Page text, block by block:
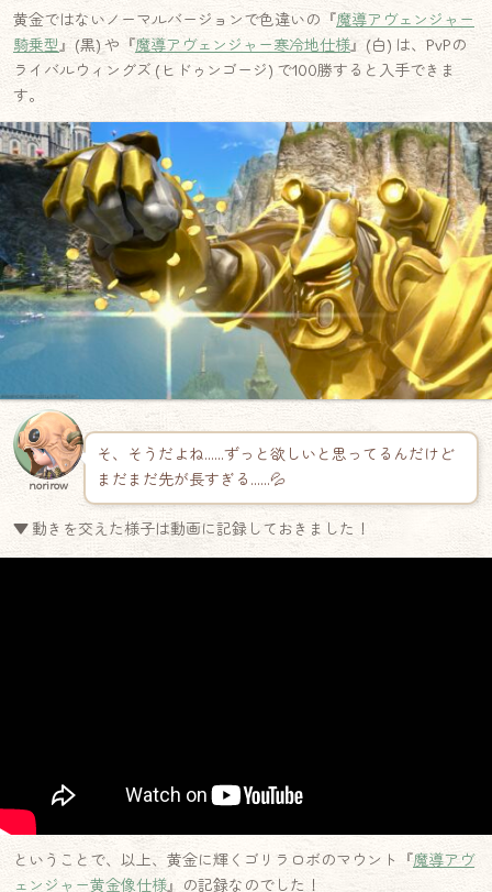
黄金ではないノーマルバージョンで色違いの『魔導アヴェンジャー
騎乗型』(黒) や『魔導アヴェンジャー寒冷地仕様』(白) は、PvPの
ライバルウィングズ (ヒドゥンゴージ) で100勝すると入手できま
す。
norirow
そ、そうだよね……ずっと欲しいと思ってるんだけど
まだまだ先が長すぎる……💦
▼ 動きを交えた様子は動画に記録しておきました！
ということで、以上、黄金に輝くゴリラロボのマウント『魔導アヴ
ェンジャー黄金像仕様』の記録なのでした！